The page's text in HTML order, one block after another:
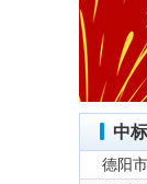
中
德阳